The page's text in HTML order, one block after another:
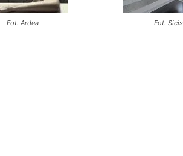
Fot. Ardea Fot. Sicis